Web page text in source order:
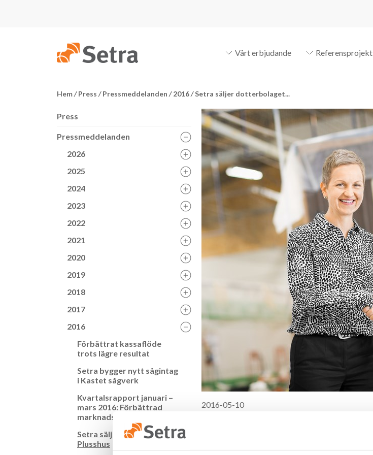
Vårt erbjudande Referensprojekt
Hem/ Press / Pressmeddelanden / 2016/Setra säljer dotterbolaget...
Press
Pressmeddelanden
2026
2025
2024
2023
2022
2021
2020
2019
2018
2017
2016
Förbättrat kassaflöde
trots lägre resultat
Setra bygger nytt sågintag
i Kastet sågverk
Kvartalsrapport januari –
mars 2016: Förbättrad
marknadssituation
Setra säljer dotterbolaget
Plusshus
2016-05-10